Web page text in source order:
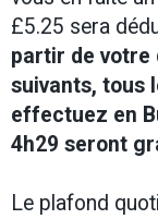
£5.25 sera
partir de votre
suivants, tous
effectuez en
4h29 seront
Le plafond